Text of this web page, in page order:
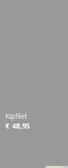
Kipfilet
€ 48,95